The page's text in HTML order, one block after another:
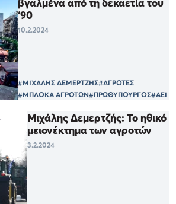
βγαλμένα από τη δεκαετία του
‘90
10.2.2024
#ΜΙΧΑΛΗΣ ΔΕΜΕΡΤΖΗΣ#ΑΓΡΟΤΕΣ
#ΜΠΛΟΚΑ ΑΓΡΟΤΩΝ#ΠΡΩΘΥΠΟΥΡΓΟΣ#ΑΕΙ
Μιχάλης Δεμερτζής: Το ηθικό
μειονέκτημα των αγροτών
3.2.2024